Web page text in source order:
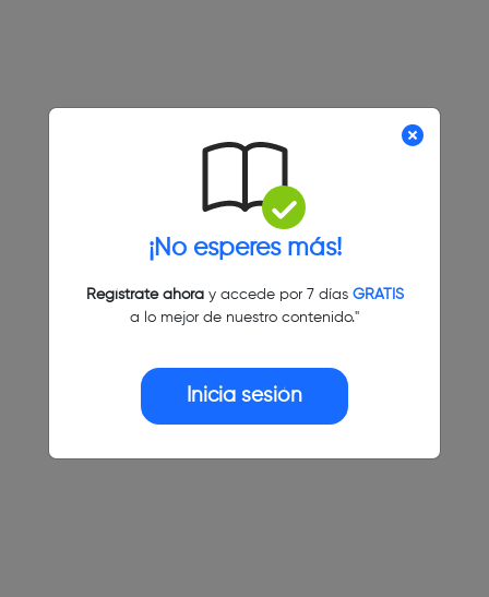
¡No esperes más!
Regístrate ahoray accede por 7 días GRATIS
a lo mejor de nuestro contenido."
Inicia sesión